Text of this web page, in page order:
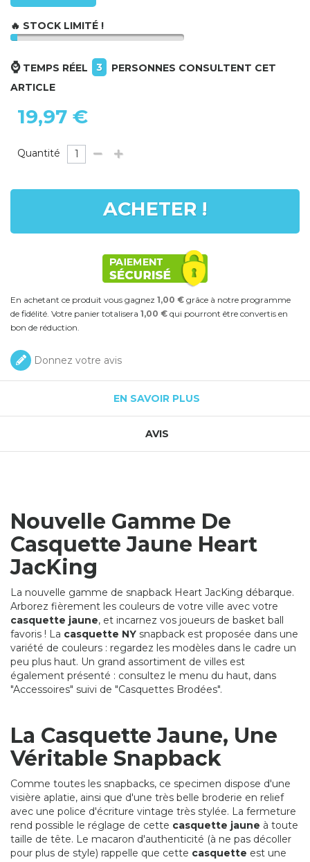
🔥 STOCK LIMITÉ !
⌚TEMPS RÉEL 3
PERSONNES CONSULTENT CET
ARTICLE
19,97 €
Quantité
ACHETER !
En achetant ce produit vous gagnez 1,00 € grâce à notre programme
de fidélité. Votre panier totalisera 1,00 € qui pourront être convertis en
bon de réduction.
Donnez votre avis
EN SAVOIR PLUS
AVIS
Nouvelle Gamme De
Casquette Jaune Heart
JacKing
La nouvelle gamme de snapback Heart JacKing débarque.
Arborez fièrement les couleurs de votre ville avec votre
casquette jaune, et incarnez vos joueurs de basket ball
favoris ! La casquette NY snapback est proposée dans une
variété de couleurs : regardez les modèles dans le cadre un
peu plus haut. Un grand assortiment de villes est
également présenté : consultez le menu du haut, dans
"Accessoires" suivi de "Casquettes Brodées".
La Casquette Jaune, Une
Véritable Snapback
Comme toutes les snapbacks, ce specimen dispose d'une
visière aplatie, ainsi que d'une très belle broderie en relief
avec une police d'écriture vintage très stylée. La fermeture
rend possible le réglage de cette casquette jaune à toute
taille de tête. Le macaron d'authenticité (à ne pas décoller
pour plus de style) rappelle que cette casquette est une